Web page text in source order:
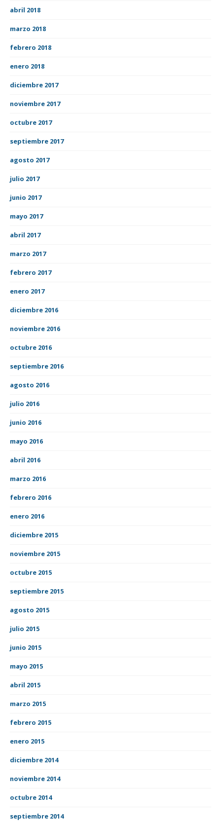
abril 2018
marzo 2018
febrero 2018
enero 2018
diciembre 2017
noviembre 2017
octubre 2017
septiembre 2017
agosto 2017
julio 2017
junio 2017
mayo 2017
abril 2017
marzo 2017
febrero 2017
enero 2017
diciembre 2016
noviembre 2016
octubre 2016
septiembre 2016
agosto 2016
julio 2016
junio 2016
mayo 2016
abril 2016
marzo 2016
febrero 2016
enero 2016
diciembre 2015
noviembre 2015
octubre 2015
septiembre 2015
agosto 2015
julio 2015
junio 2015
mayo 2015
abril 2015
marzo 2015
febrero 2015
enero 2015
diciembre 2014
noviembre 2014
octubre 2014
septiembre 2014